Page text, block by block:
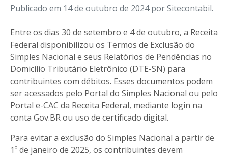
Publicado em 14 de outubro de 2024 por Sitecontabil.
Entre os dias 30 de setembro e 4 de outubro, a Receita
Federal disponibilizou os Termos de Exclusão do
Simples Nacional e seus Relatórios de Pendências no
Domicílio Tributário Eletrônico (DTE-SN) para
contribuintes com débitos. Esses documentos podem
ser acessados pelo Portal do Simples Nacional ou pelo
Portal e-CAC da Receita Federal, mediante login na
conta Gov.BR ou uso de certificado digital.
Para evitar a exclusão do Simples Nacional a partir de
1º de janeiro de 2025, os contribuintes devem